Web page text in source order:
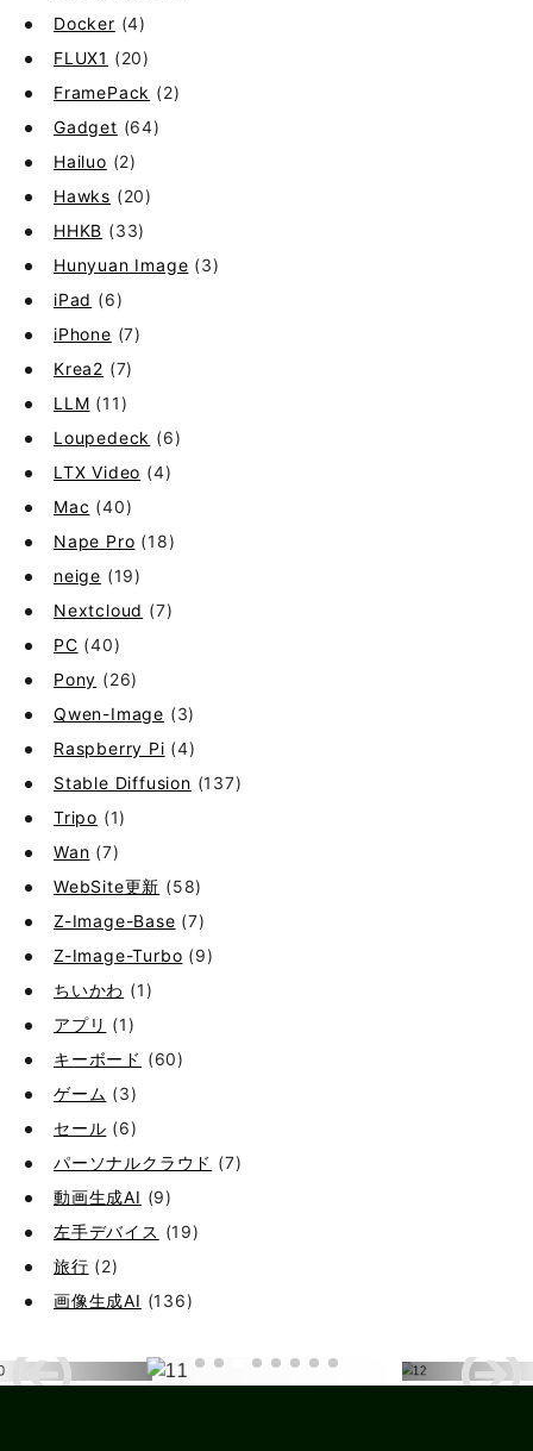
Docker (4)
FLUX1 (20)
FramePack (2)
Gadget (64)
Hailuo (2)
Hawks (20)
HHKB (33)
Hunyuan Image (3)
iPad (6)
iPhone (7)
Krea2 (7)
LLM (11)
Loupedeck (6)
LTX Video (4)
Mac (40)
Nape Pro (18)
neige (19)
Nextcloud (7)
PC (40)
Pony (26)
Qwen-Image (3)
Raspberry Pi (4)
Stable Diffusion (137)
Tripo (1)
Wan (7)
WebSite更新 (58)
Z-Image-Base (7)
Z-Image-Turbo (9)
ちいかわ (1)
アプリ (1)
キーボード (60)
ゲーム (3)
セール (6)
パーソナルクラウド (7)
動画生成AI (9)
左手デバイス (19)
旅行 (2)
画像生成AI (136)